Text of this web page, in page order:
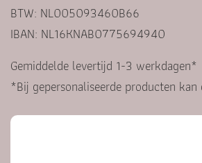
BTW: NL005093460B66
IBAN: NL16KNAB0775694940
Gemiddelde levertijd 1-3 werkdagen*
*Bij gepersonaliseerde producten